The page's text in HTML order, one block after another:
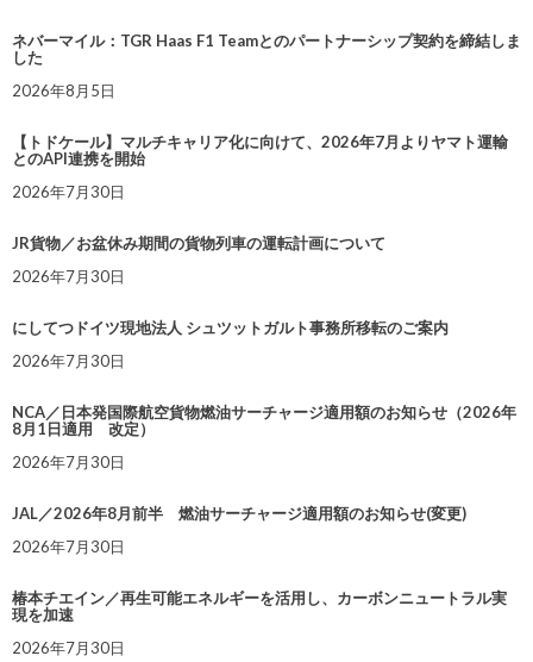
ネバーマイル：TGR Haas F1 Teamとのパートナーシップ契約を締結しま
した
2026年8月5日
【トドケール】マルチキャリア化に向けて、2026年7月よりヤマト運輸
とのAPI連携を開始
2026年7月30日
JR貨物／お盆休み期間の貨物列車の運転計画について
2026年7月30日
にしてつドイツ現地法人 シュツットガルト事務所移転のご案内
2026年7月30日
NCA／日本発国際航空貨物燃油サーチャージ適用額のお知らせ（2026年
8月1日適用 改定）
2026年7月30日
JAL／2026年8月前半 燃油サーチャージ適用額のお知らせ(変更)
2026年7月30日
椿本チエイン／再生可能エネルギーを活用し、カーボンニュートラル実
現を加速
2026年7月30日